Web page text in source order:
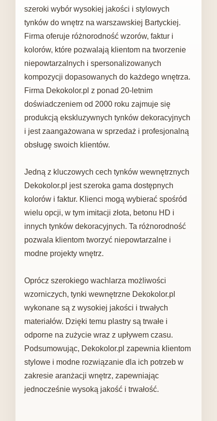
szeroki wybór wysokiej jakości i stylowych
tynków do wnętrz na warszawskiej Bartyckiej.
Firma oferuje różnorodność wzorów, faktur i
kolorów, które pozwalają klientom na tworzenie
niepowtarzalnych i spersonalizowanych
kompozycji dopasowanych do każdego wnętrza.
Firma Dekokolor.pl z ponad 20-letnim
doświadczeniem od 2000 roku zajmuje się
produkcją ekskluzywnych tynków dekoracyjnych
i jest zaangażowana w sprzedaż i profesjonalną
obsługę swoich klientów.
Jedną z kluczowych cech tynków wewnętrznych
Dekokolor.pl jest szeroka gama dostępnych
kolorów i faktur. Klienci mogą wybierać spośród
wielu opcji, w tym imitacji złota, betonu HD i
innych tynków dekoracyjnych. Ta różnorodność
pozwala klientom tworzyć niepowtarzalne i
modne projekty wnętrz.
Oprócz szerokiego wachlarza możliwości
wzorniczych, tynki wewnętrzne Dekokolor.pl
wykonane są z wysokiej jakości i trwałych
materiałów. Dzięki temu plastry są trwałe i
odporne na zużycie wraz z upływem czasu.
Podsumowując, Dekokolor.pl zapewnia klientom
stylowe i modne rozwiązanie dla ich potrzeb w
zakresie aranżacji wnętrz, zapewniając
jednocześnie wysoką jakość i trwałość.